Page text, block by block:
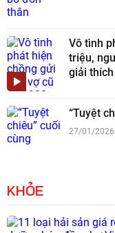
Vô tình
triệu,
giải
“Tuyệt
27/01/2026
KHỎE